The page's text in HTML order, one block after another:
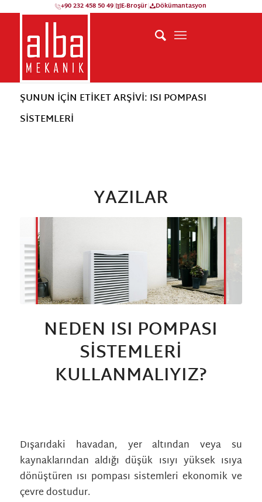
+90 232 458 50 49| E-Broşür| Dökümantasyon
ŞUNUN IÇIN ETIKET ARŞIVI: ISI POMPASI
SISTEMLERI
YAZILAR
NEDEN ISI POMPASI
SISTEMLERI
KULLANMALIYIZ?
Dışarıdaki havadan, yer altından veya su
kaynaklarından aldığı düşük ısıyı yüksek ısıya
dönüştüren ısı pompası sistemleri ekonomik ve
çevre dostudur.